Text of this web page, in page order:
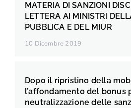
MATERIA DI SANZIONI
LETTERA AI MINISTRI
PUBBLICA E DEL MIUR
10 Dicembre 2019
Dopo il ripristino della
l’affondamento del bonus
neutralizzazione delle